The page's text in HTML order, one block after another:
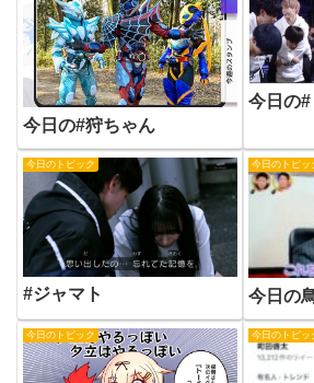
今日の#狩ちゃん
今日の
今日のトピック
#ジャマト
今日のトピッ
今日の
今日のトピック 今日のトピッ